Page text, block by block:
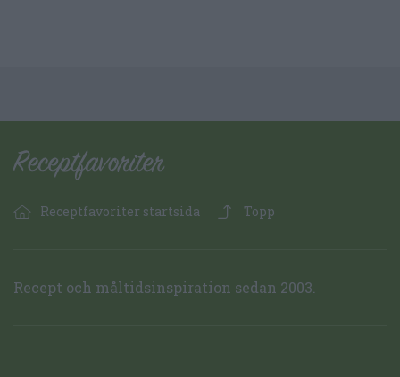
Receptfavoriter startsida Topp
Recept och måltidsinspiration sedan 2003.